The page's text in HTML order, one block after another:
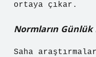
ortaya çıkar.
Normların Günlük
Saha